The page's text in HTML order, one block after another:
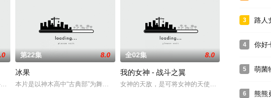
本动画公司GONZO制作的电视动画作品，于
还存在一个其他人类居住的世界。当中一个国家「玛雷」与其他各国爆发战争。陷入苦战之际
第22集 8.0
冰果
本片是以神木高中“古典部”为舞台，围绕四个部员折木奉太郎、千反田爱瑠、福部里志、
全02集 8.0
我的女神 - 战斗之翼
女神的天敌，是可将女神的天使吃掉的名为“食天使
3 路人
4 你好
5 萌菌
6 熊熊